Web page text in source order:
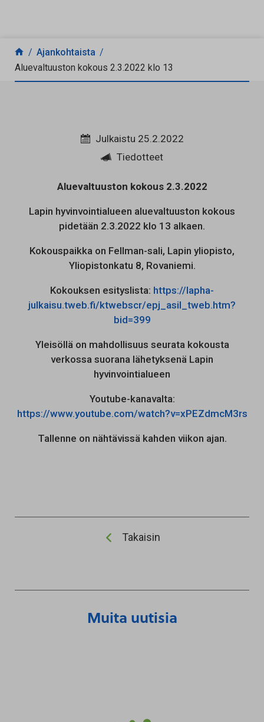
Siirry sisältöön
Ajankohtaista
Aluevaltuuston kokous 2.3.2022 klo 13
Julkaistu 25.2.2022
Tiedotteet
Aluevaltuuston kokous 2.3.2022
Lapin hyvinvointialueen aluevaltuuston kokous
pidetään 2.3.2022 klo 13 alkaen.
Kokouspaikka on Fellman-sali, Lapin yliopisto,
Yliopistonkatu 8, Rovaniemi.
Kokouksen esityslista: https://lapha-
julkaisu.tweb.fi/ktwebscr/epj_asil_tweb.htm?
bid=399
Yleisöllä on mahdollisuus seurata kokousta
verkossa suorana lähetyksenä Lapin
hyvinvointialueen
Youtube-kanavalta:
https://www.youtube.com/watch?v=xPEZdmcM3rs
Tallenne on nähtävissä kahden viikon ajan.
Takaisin
Muita uutisia